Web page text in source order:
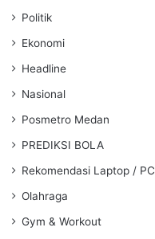
Politik
Ekonomi
Headline
Nasional
Posmetro Medan
PREDIKSI BOLA
Rekomendasi Laptop / PC
Olahraga
Gym & Workout